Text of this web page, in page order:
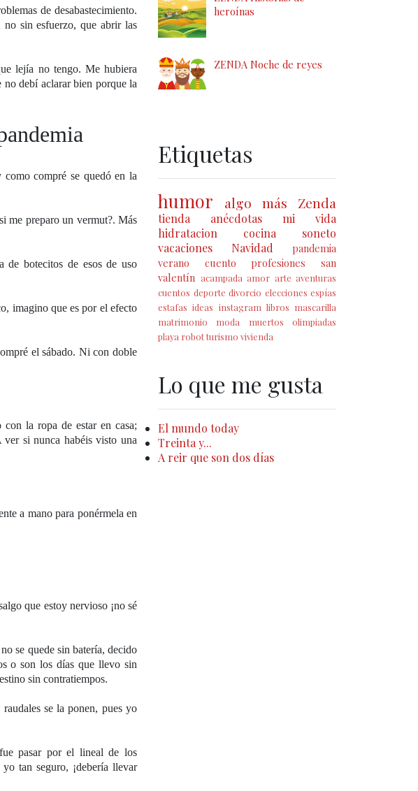
de desabastecimiento.
sin esfuerzo, que abrir las
lejía no tengo. Me hubiera
debí aclarar bien porque la
compré se quedó en la
me preparo un vermut?. Más
de botecitos de esos de uso
imagino que es por el efecto
el sábado. Ni con doble
la ropa de estar en casa;
ver si nunca habéis visto una
a mano para ponérmela en
que estoy nervioso ¡no sé
se quede sin batería, decido
o son los días que llevo sin
sin contratiempos.
se la ponen, pues yo
pasar por el lineal de los
tan seguro, ¡debería llevar
heroínas
ZENDA Noche de reyes
Etiquetas
humor algo más Zenda
tienda anécdotas
mi vida
hidratacion
cocina
soneto
vacaciones
Navidad
pandemia
verano
cuento profesiones
san
valentín acampada amor arte aventuras
cuentos deporte divorcio elecciones espías
estafas ideas instagram libros mascarilla
matrimonio
moda muertos
olimpiadas
playa robotturismo vivienda
Lo que me gusta
El mundo today
Treinta y...
A reir que son dos días